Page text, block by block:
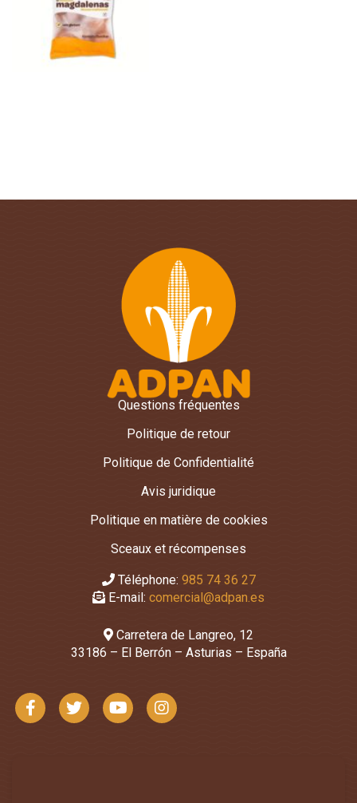
Questions fréquentes
Politique de retour
Politique de Confidentialité
Avis juridique
Politique en matière de cookies
Sceaux et récompenses
Téléphone: 985 74 36 27
E-mail: comercial@adpan.es
Carretera de Langreo, 12
33186 – El Berrón – Asturias – España